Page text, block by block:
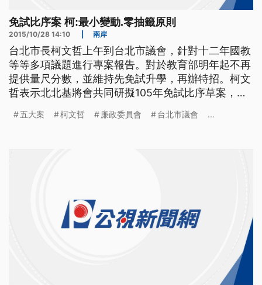
免試比序案 柯:最小變動.零抽籤原則
2015/10/28 14:10 兩岸
台北市長柯文哲上午到台北市議會，針對十二年國教
等等多項議題進行專案報告。對於教育部明年起不再
提供量尺分數，並維持先免試升學，再辦特招。柯文
哲表示北北基將會共同研擬105年免試比序草案，超
命運，並且將建議中央先辦特招，再辦免試升學，柯
五大案 柯文哲 廉政委員會 台北市議會 ...